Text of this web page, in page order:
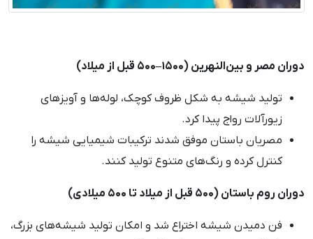
دوران مصر و بین‌النهرین (۱۵۰۰–۵۰۰ قبل از میلاد)
تولید شیشه به شکل ظروف کوچک، لوله‌ها و آویزهای
زیورآلات رواج پیدا کرد.
مصریان باستان موفق شدند ترکیبات شیمیایی شیشه را
کنترل کرده و رنگ‌های متنوع تولید کنند.
دوران روم باستان (۵۰۰ قبل از میلاد تا ۵۰۰ میلادی)
فن دمیدن شیشه اختراع شد و امکان تولید شیشه‌های بزرگ،